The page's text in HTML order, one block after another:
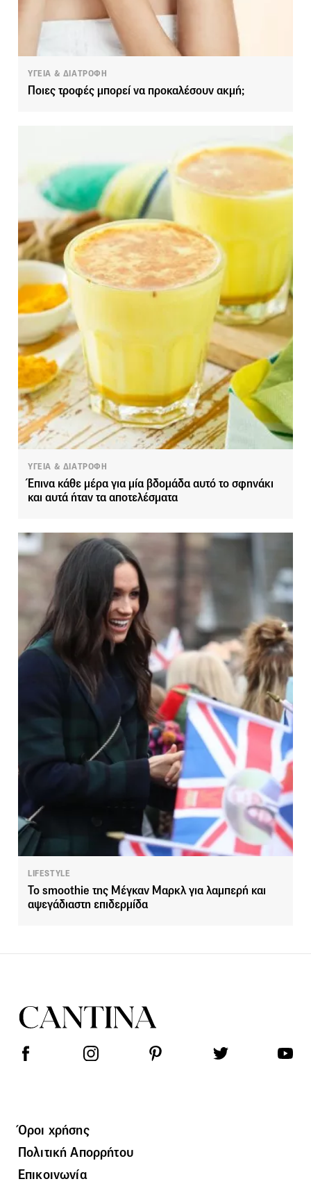
ΥΓΕΙΑ & ΔΙΑΤΡΟΦΗ
Ποιες τροφές μπορεί να προκαλέσουν ακμή;
ΥΓΕΙΑ & ΔΙΑΤΡΟΦΗ
Έπινα κάθε μέρα για μία βδομάδα αυτό το σφηνάκι
και αυτά ήταν τα αποτελέσματα
LIFESTYLE
Το smoothie της Μέγκαν Μαρκλ για λαμπερή και
αψεγάδιαστη επιδερμίδα
Όροι χρήσης
Πολιτική Απορρήτου
Επικοινωνία